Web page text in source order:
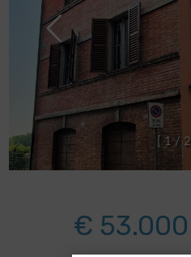
1 / 2
€ 53.000